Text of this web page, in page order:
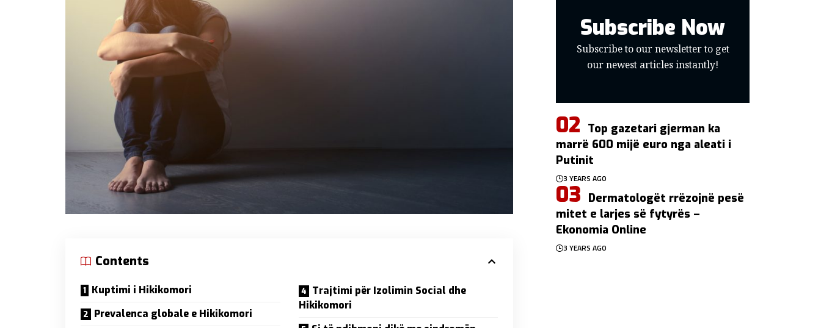
Contents
Kuptimi i Hikikomori
Prevalenca globale e Hikikomori
Trajtimi për Izolimin Social dhe
Hikikomori
Subscribe Now
Subscribe to our newsletter to get
our newest articles instantly!
Top gazetari gjerman ka
marrë 600 mijë euro nga aleati i
Putinit
3 YEARS AGO
Dermatologët rrëzojnë pesë
mitet e larjes së fytyrës –
Ekonomia Online
3 YEARS AGO